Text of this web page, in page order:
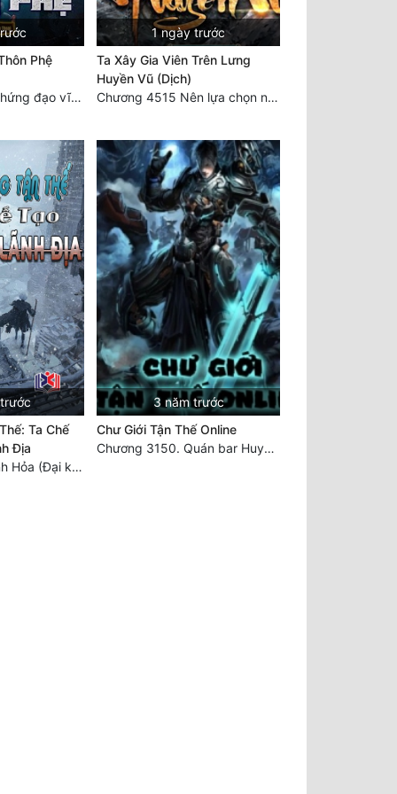
Phệ
Chương 2472 - Chứng đạo vĩnh hằng! (Đại kết cục) (4)
1 ngày trước
Ta Xây Gia Viên Trên Lưng
Huyền Vũ (Dịch)
Chương 4515 Nên lựa chọn như thế nào?
Ta Chế
Địa
Chương 2734 Tinh Hỏa (Đại kết cục) (2)
3 năm trước
Chư Giới Tận Thế Online
Chương 3150. Quán bar Huyết Hải. Hết